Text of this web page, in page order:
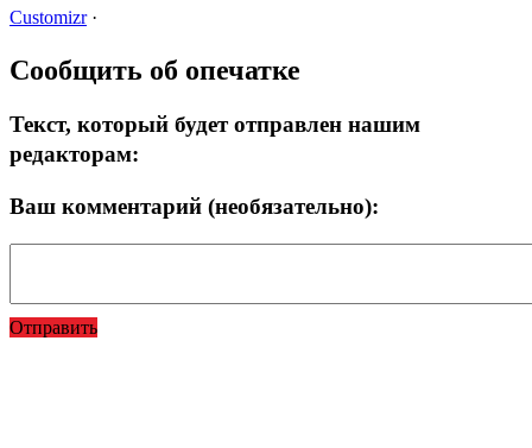
Customizr ·
Сообщить об опечатке
Текст, который будет отправлен нашим
редакторам:
Ваш комментарий (необязательно):
Отправить